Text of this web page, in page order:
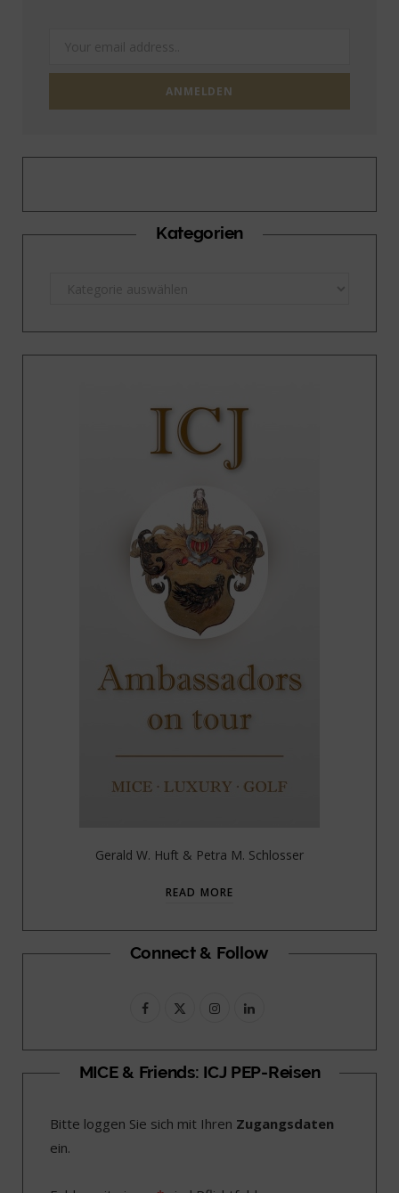
Kategorien
Gerald W. Huft & Petra M. Schlosser
READ MORE
Connect & Follow
F
c
b
o
T
i
t
I
s
a
r
L
n
e
I
MICE & Friends: ICJ PEP-Reisen
Bitte loggen Sie sich mit Ihren Zugangsdaten
ein.